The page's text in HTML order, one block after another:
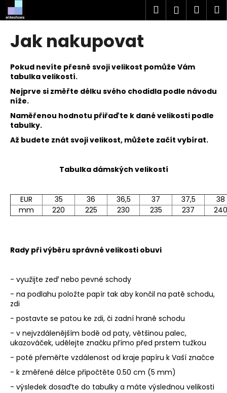
na
obsah
Hledat
Jak nakupovat
Pokud nevíte přesně svoji velikost pomůže Vám
tabulka velikostí.
Nejprve si změřte délku svého chodidla podle návodu
níže.
Naměřenou hodnotu přiřaďte k dané velikosti podle
tabulky.
Až budete znát svoji velikost, můžete začít vybírat.
Tabulka dámských velikostí
EUR 35 36 36,5 37 37,5
38
mm
220 225 230 235 237 240
Rady při výběru správné velikosti obuvi
- využijte zeď nebo pevné schody
- na podlahu položte papír tak aby končil na patě schodu,
zdi
- postavte se patou ke zdi, či zadní hraně schodu
- v nejvzdálenějším bodě od paty, většinou palec,
ukazováček, udělejte značku přímo před prstem tužkou
- poté přeměřte vzdálenost od kraje papíru k Vaší značce
- k změřené délce připočtěte 0.50 cm (5 mm)
- výsledek dosaďte do tabulky a máte výslednou velikosti
o
o
p
o
t
ř
e
b
t
e
j
t
?
HLEDAT
D